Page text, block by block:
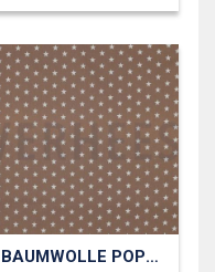
BAUMWOLLE POPELINE KLEINE STERNE